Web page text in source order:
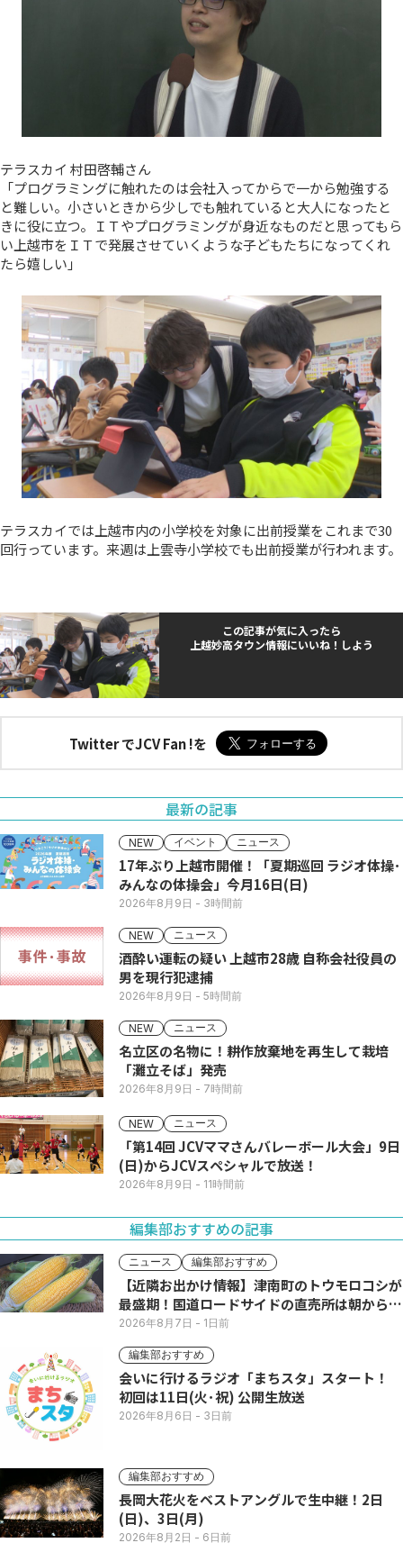
テラスカイ 村田啓輔さん
「プログラミングに触れたのは会社入ってからで一から勉強する
と難しい。小さいときから少しでも触れていると大人になったと
きに役に立つ。ＩＴやプログラミングが身近なものだと思ってもら
い上越市をＩＴで発展させていくような子どもたちになってくれ
たら嬉しい」
テラスカイでは上越市内の小学校を対象に出前授業をこれまで30
回行っています。来週は上雲寺小学校でも出前授業が行われます。
この記事が気に入ったら
上越妙高タウン情報にいいね！しよう
Twitter でJCV Fan !を
最新の記事
NEW イベント ニュース
17年ぶり上越市開催！「夏期巡回 ラジオ体操･
みんなの体操会」今月16日(日)
2026年8月9日 - 3時間前
NEW ニュース
酒酔い運転の疑い 上越市28歳 自称会社役員の
男を現行犯逮捕
2026年8月9日 - 5時間前
NEW ニュース
名立区の名物に！耕作放棄地を再生して栽培
「灘立そば」発売
2026年8月9日 - 7時間前
NEW ニュース
「第14回 JCVママさんバレーボール大会」9日
(日)からJCVスペシャルで放送！
2026年8月9日 - 11時間前
編集部おすすめの記事
ニュース 編集部おすすめ
【近隣お出かけ情報】津南町のトウモロコシが
最盛期！国道ロードサイドの直売所は朝から長
い列
2026年8月7日 - 1日前
編集部おすすめ
会いに行けるラジオ「まちスタ」スタート！
初回は11日(火･祝) 公開生放送
2026年8月6日 - 3日前
編集部おすすめ
長岡大花火をベストアングルで生中継！2日
(日)、3日(月)
2026年8月2日 - 6日前